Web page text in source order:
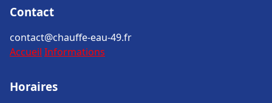
Contact
contact@chauffe-eau-49.fr
Accueil Informations
Horaires